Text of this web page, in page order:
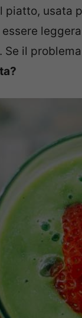
piatto, usata
Se il